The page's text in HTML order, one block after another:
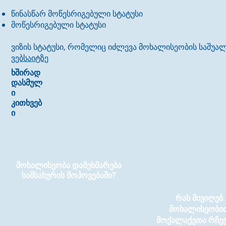
წინასწარ მოწესრიგებული სტატუსი
მოწესრიგებული სტატუსი
ვიზის სტატუსი, რომელიც იძლევა მოხალისეობის
ვებსაიტზე
ხშირად
დასმულ
ი
კითხვებ
ი
მოხალისეობა დამეხმარება
სამსახურის მოპოვებაში?
რას მივიღებ
მოქალაქეთა